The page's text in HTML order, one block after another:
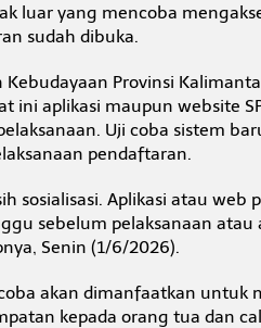
luar yang mencoba
sudah dibuka.
Kebudayaan Provinsi
ini aplikasi maupun website
Uji coba sistem
pendaftaran.
sosialisasi. Aplikasi atau web
sebelum pelaksanaan atau
Senin (1/6/2026).
akan dimanfaatkan untuk
kepada orang tua dan